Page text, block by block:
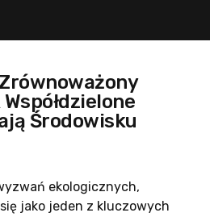
Środowisku
ekologicznych,
jako jeden z kluczowych